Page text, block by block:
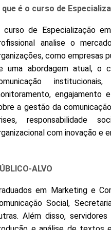
que é o curso de
curso de Especialização
analise o
como empresas
uma abordagem atual, o
engajamento
a gestão da
responsabilidade
com inovação e
ALVO
em Marketing e
Social,
Além disso,